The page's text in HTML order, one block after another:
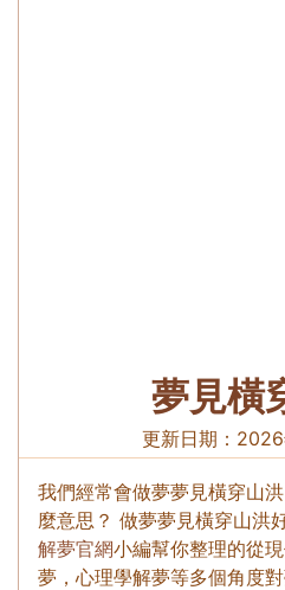
夢見橫
更新日期：
我們經常會做夢夢見橫穿山
麼意思？ 做夢夢見橫穿山洪
解夢官網小編幫你整理的從
夢，心理學解夢等多個角度